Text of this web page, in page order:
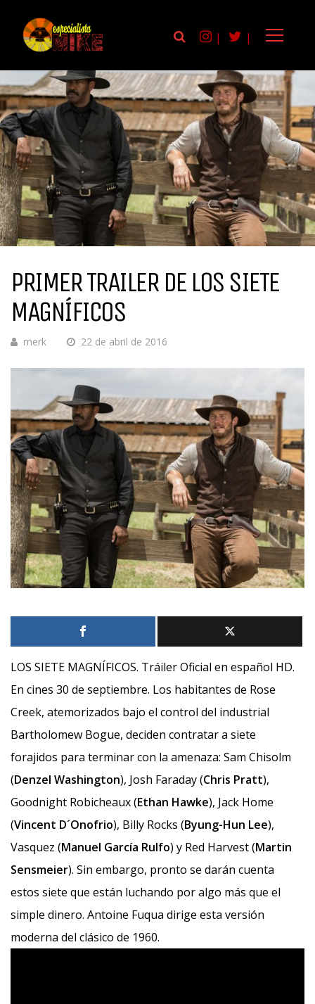
| |
PRIMER TRAILER DE LOS SIETE
MAGNÍFICOS
merk 22 de abril de 2016
LOS SIETE MAGNÍFICOS. Tráiler Oficial en español HD.
En cines 30 de septiembre. Los habitantes de Rose
Creek, atemorizados bajo el control del industrial
Bartholomew Bogue, deciden contratar a siete
forajidos para terminar con la amenaza: Sam Chisolm
(Denzel Washington), Josh Faraday (Chris Pratt),
Goodnight Robicheaux (Ethan Hawke), Jack Home
(Vincent D´Onofrio), Billy Rocks (Byung-Hun Lee),
Vasquez (Manuel García Rulfo) y Red Harvest (Martin
Sensmeier). Sin embargo, pronto se darán cuenta
estos siete que están luchando por algo más que el
simple dinero. Antoine Fuqua dirige esta versión
moderna del clásico de 1960.